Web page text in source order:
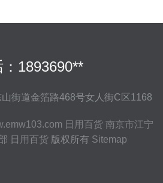
：1893690**
街道金箔路468号女人街C区1168
日用百货 南京市江宁
日用百货版权所有 Sitemap